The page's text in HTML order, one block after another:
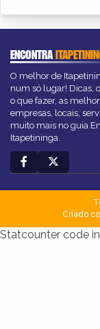
ENCONTRA
O melhor de
num só lugar! Dicas,
o que fazer, as
empresas, locais,
muito mais no guia
Itapetininga.
Criado
Statcounter code